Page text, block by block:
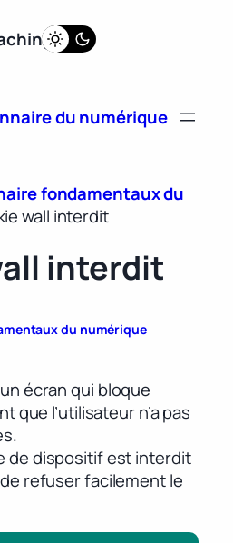
du numérique
fondamentaux du
wall interdit
interdit
du numérique
écran qui bloque
que l’utilisateur n’a pas
de dispositif est interdit
refuser facilement le